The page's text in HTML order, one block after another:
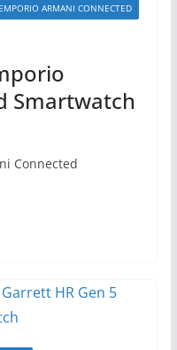
ARMANI CONNECTED
Smartwatch
Connected